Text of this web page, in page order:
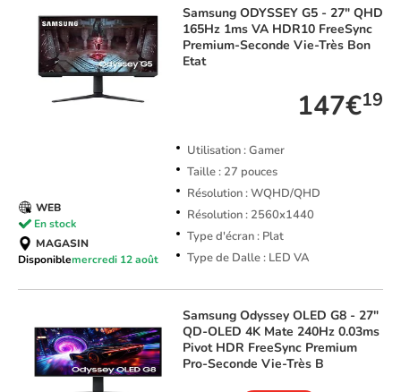
Samsung ODYSSEY G5 - 27" QHD
165Hz 1ms VA HDR10 FreeSync
Premium-Seconde Vie-Très Bon
Etat
147€19
Utilisation : Gamer
Taille : 27 pouces
Résolution : WQHD/QHD
Résolution : 2560x1440
Type d'écran : Plat
Type de Dalle : LED VA
WEB
En stock
MAGASIN
Disponiblemercredi 12 août
Samsung Odyssey OLED G8 - 27"
QD-OLED 4K Mate 240Hz 0.03ms
Pivot HDR FreeSync Premium
Pro-Seconde Vie-Très B